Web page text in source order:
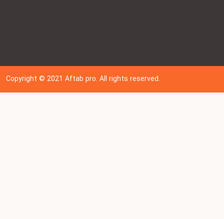
Copyright © 202 1Aftab pro. All rights reserved.